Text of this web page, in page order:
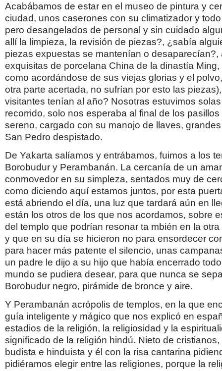
Acabábamos de estar en el museo de pintura y
ciudad, unos caserones con su climatizador y
pero desangelados de personal y sin cuidado
allí la limpieza, la revisión de piezas?, ¿sabía
piezas expuestas se mantenían o desaparecían?,
exquisitas de porcelana China de la dinastía
como acordándose de sus viejas glorias y el
otra parte acertada, no sufrían por esto las
visitantes tenían al año? Nosotras estuvimos
recorrido, solo nos esperaba al final de los
sereno, cargado con su manojo de llaves,
San Pedro despistado.
De Yakarta salíamos y entrábamos, fuimos a los
Borobudur y Perambanán. La cercanía de un
conmovedor en su simpleza, sentados muy de
como diciendo aquí estamos juntos, por esta
está abriendo el día, una luz que tardará aún en
están los otros de los que nos acordamos, sobre
del templo que podrían resonar ta mbién en la
y que en su día se hicieron no para ensordecer
para hacer más patente el silencio, unas
un padre le dijo a su hijo que había encerrado
mundo se pudiera desear, para que nunca se
Borobudur negro, pirámide de bronce y aire.
Y Perambanán acrópolis de templos, en la que
guía inteligente y mágico que nos explicó en
estadios de la religión, la religiosidad y la
significado de la religión hindú. Nieto de
budista e hinduista y él con la risa cantarina
pidiéramos elegir entre las religiones, porque la